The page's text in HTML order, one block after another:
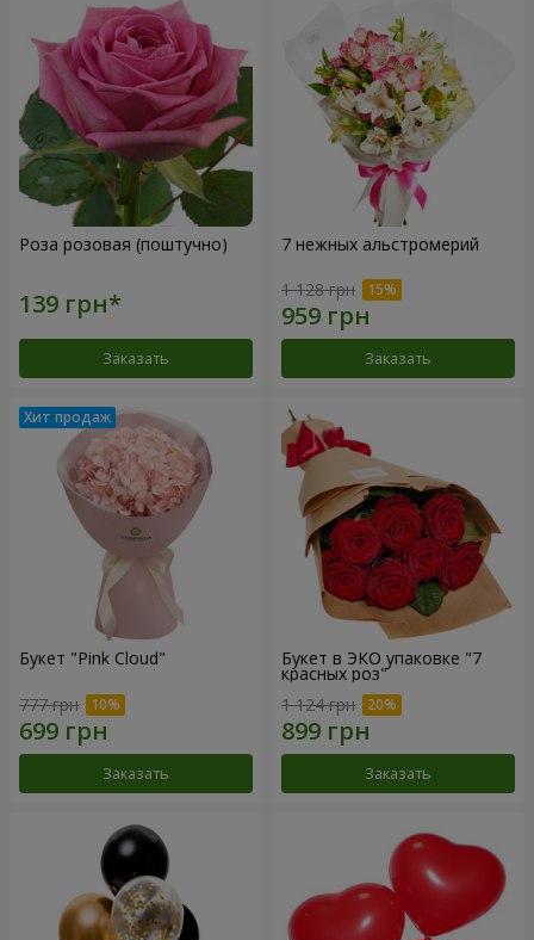
Роза розовая (поштучно)
Заказать
7 нежных альстромерий
1 128 грн
Заказать
Букет "Pink Cloud"
777 грн
Заказать
Букет в ЭКО упаковке "7
красных роз"
1 124 грн
Заказать